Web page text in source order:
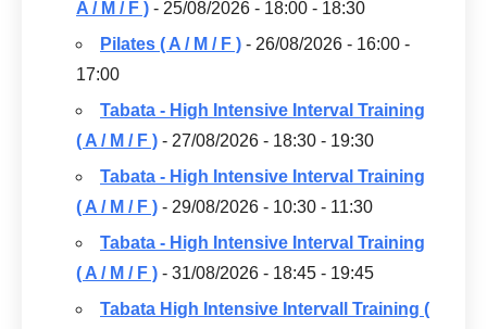
A / M / F ) - 25/08/2026 - 18:00 - 18:30
Pilates ( A / M / F ) - 26/08/2026 - 16:00 -
17:00
Tabata - High Intensive Interval Training
( A / M / F ) - 27/08/2026 - 18:30 - 19:30
Tabata - High Intensive Interval Training
( A / M / F ) - 29/08/2026 - 10:30 - 11:30
Tabata - High Intensive Interval Training
( A / M / F ) - 31/08/2026 - 18:45 - 19:45
Tabata High Intensive Intervall Training (